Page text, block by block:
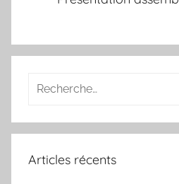
Recherche
:
Articles récents